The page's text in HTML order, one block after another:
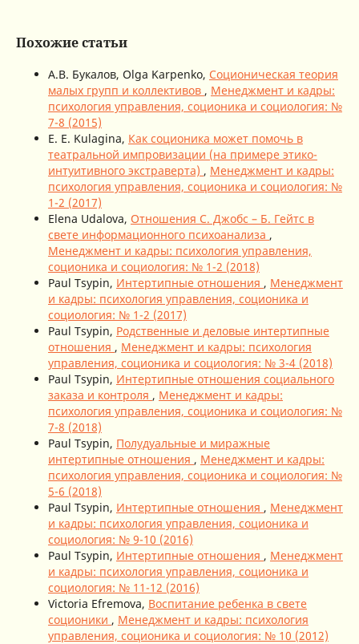
Похожие статьи
А.В. Букалов, Olga Karpenko, Соционическая теория
малых групп и коллективов , Менеджмент и кадры:
психология управления, соционика и социология: №
7-8 (2015)
E. E. Kulagina, Как соционика может помочь в
театральной импровизации (на примере этико-
интуитивного экстраверта) , Менеджмент и кадры:
психология управления, соционика и социология: №
1-2 (2017)
Elena Udalova, Отношения С. Джобс – Б. Гейтс в
свете информационного психоанализа ,
Менеджмент и кадры: психология управления,
соционика и социология: № 1-2 (2018)
Paul Tsypin, Интертипные отношения , Менеджмент
и кадры: психология управления, соционика и
социология: № 1-2 (2017)
Paul Tsypin, Родственные и деловые интертипные
отношения , Менеджмент и кадры: психология
управления, соционика и социология: № 3-4 (2018)
Paul Tsypin, Интертипные отношения социального
заказа и контроля , Менеджмент и кадры:
психология управления, соционика и социология: №
7-8 (2018)
Paul Tsypin, Полудуальные и миражные
интертипные отношения , Менеджмент и кадры:
психология управления, соционика и социология: №
5-6 (2018)
Paul Tsypin, Интертипные отношения , Менеджмент
и кадры: психология управления, соционика и
социология: № 9-10 (2016)
Paul Tsypin, Интертипные отношения , Менеджмент
и кадры: психология управления, соционика и
социология: № 11-12 (2016)
Victoria Efremova, Воспитание ребенка в свете
соционики , Менеджмент и кадры: психология
управления, соционика и социология: № 10 (2012)